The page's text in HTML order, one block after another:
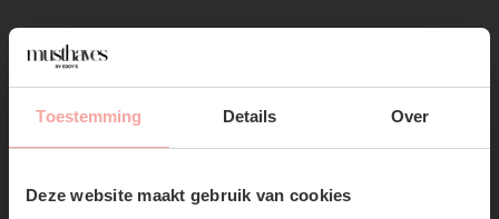
Toestemming Details Over
Deze website maakt gebruik van cookies
SUBSCRIBE NOW & GET
10% OFF YOUR FIRST
ORDER!
Gratis verzendingVanaf €75,-